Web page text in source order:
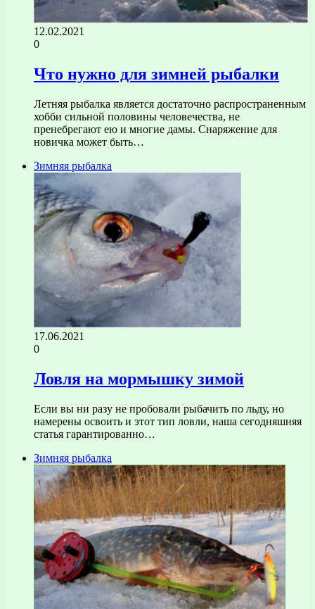
12.02.2021
0
Что нужно для зимней рыбалки
Летняя рыбалка является достаточно распространенным
хобби сильной половины человечества, не
пренебрегают ею и многие дамы. Снаряжение для
новичка может быть…
Зимняя рыбалка
17.06.2021
0
Ловля на мормышку зимой
Если вы ни разу не пробовали рыбачить по льду, но
намерены освоить и этот тип ловли, наша сегодняшняя
статья гарантированно…
Зимняя рыбалка